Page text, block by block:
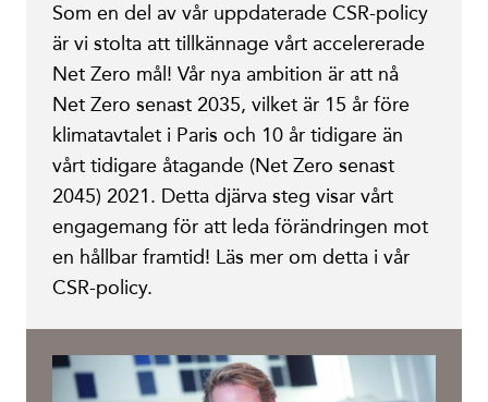
Som en del av vår uppdaterade CSR-policy
är vi stolta att tillkännage vårt accelererade
Net Zero mål! Vår nya ambition är att nå
Net Zero senast 2035, vilket är 15 år före
klimatavtalet i Paris och 10 år tidigare än
vårt tidigare åtagande (Net Zero senast
2045) 2021. Detta djärva steg visar vårt
engagemang för att leda förändringen mot
en hållbar framtid! Läs mer om detta i vår
CSR-policy.